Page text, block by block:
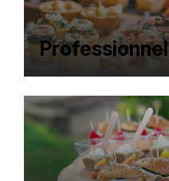
Professionnel